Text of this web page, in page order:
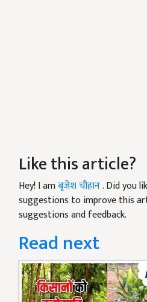
Like this article?
Hey! I amबृजेश चौहान. Did you
suggestions to improve this
suggestions and feedback.
Read next